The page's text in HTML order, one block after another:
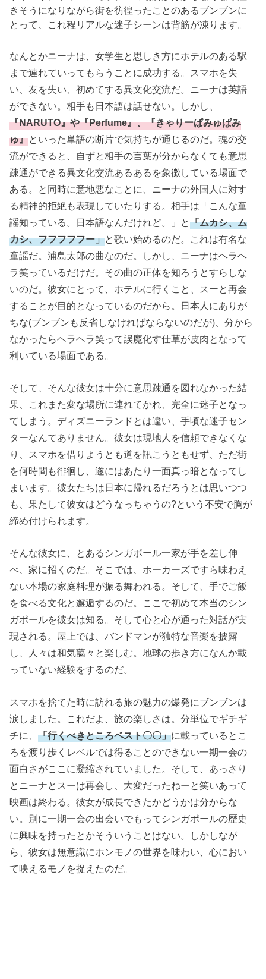
きそうになりながら街を彷徨ったことのあるブンブンに
とって、これ程リアルな迷子シーンは背筋が凍ります。
なんとかニーナは、女学生と思しき方にホテルのある駅
まで連れていってもらうことに成功する。スマホを失
い、友を失い、初めてする異文化交流だ。ニーナは英語
ができない。相手も日本語は話せない。しかし、
『NARUTO』や『Perfume』、『きゃりーぱみゅぱみ
ゅ』といった単語の断片で気持ちが通じるのだ。魂の交
流ができると、自ずと相手の言葉が分からなくても意思
疎通ができる異文化交流あるあるを象徴している場面で
ある。と同時に意地悪なことに、ニーナの外国人に対す
る精神的拒絶も表現していたりする。相手は「こんな童
謡知っている。日本語なんだけれど。」と「ムカシ、ム
カシ、フフフフフー」と歌い始めるのだ。これは有名な
童謡だ。浦島太郎の曲なのだ。しかし、ニーナはヘラヘ
ラ笑っているだけだ。その曲の正体を知ろうとすらしな
いのだ。彼女にとって、ホテルに行くこと、スーと再会
することが目的となっているのだから。日本人にありが
ちな(ブンブンも反省しなければならないのだが)、分から
なかったらヘラヘラ笑って誤魔化す仕草が皮肉となって
利いている場面である。
そして、そんな彼女は十分に意思疎通を図れなかった結
果、これまた変な場所に連れてかれ、完全に迷子となっ
てしまう。ディズニーランドとは違い、手頃な迷子セン
ターなんてありません。彼女は現地人を信頼できなくな
り、スマホを借りようとも道を訊こうともせず、ただ街
を何時間も徘徊し、遂にはあたり一面真っ暗となってし
まいます。彼女たちは日本に帰れるだろうとは思いつつ
も、果たして彼女はどうなっちゃうの?という不安で胸が
締め付けられます。
そんな彼女に、とあるシンガポール一家が手を差し伸
べ、家に招くのだ。そこでは、ホーカーズですら味わえ
ない本場の家庭料理が振る舞われる。そして、手でご飯
を食べる文化と邂逅するのだ。ここで初めて本当のシン
ガポールを彼女は知る。そして心と心が通った対話が実
現される。屋上では、バンドマンが独特な音楽を披露
し、人々は和気藹々と楽しむ。地球の歩き方になんか載
っていない経験をするのだ。
スマホを捨てた時に訪れる旅の魅力の爆発にブンブンは
涙しました。これだよ、旅の楽しさは。分単位でギチギ
チに、「行くべきところベスト〇〇」に載っているとこ
ろを渡り歩くレベルでは得ることのできない一期一会の
面白さがここに凝縮されていました。そして、あっさり
とニーナとスーは再会し、大変だったねーと笑いあって
映画は終わる。彼女が成長できたかどうかは分からな
い。別に一期一会の出会いでもってシンガポールの歴史
に興味を持ったとかそういうことはない。しかしなが
ら、彼女は無意識にホンモノの世界を味わい、心におい
て映えるモノを捉えたのだ。